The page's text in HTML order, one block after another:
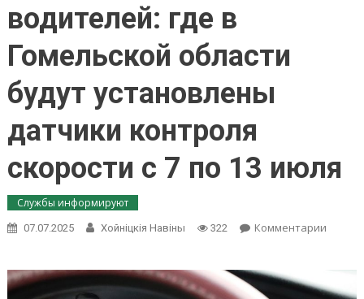
водителей: где в
Гомельской области
будут установлены
датчики контроля
скорости с 7 по 13 июля
Службы информируют
07.07.2025 Хойнiцкiя Навiны 322 Комментарииon
где